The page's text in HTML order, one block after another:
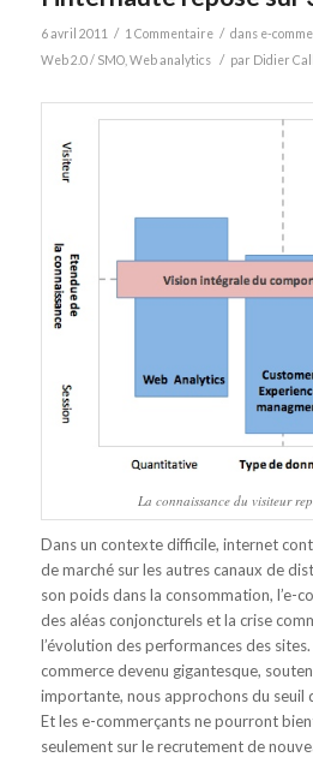
6 avril 2011 / 1 Commentaire / dans e-
Web 2.0 / SMO, Web analytics / par Didier
La connaissance du visiteur
Dans un contexte difficile, internet
de marché sur les autres canaux de
son poids dans la consommation, l’e-
des aléas conjoncturels et la crise
l’évolution des performances des sites.
commerce devenu gigantesque,
importante, nous approchons du seuil
Et les e-commerçants ne pourront
seulement sur le recrutement de